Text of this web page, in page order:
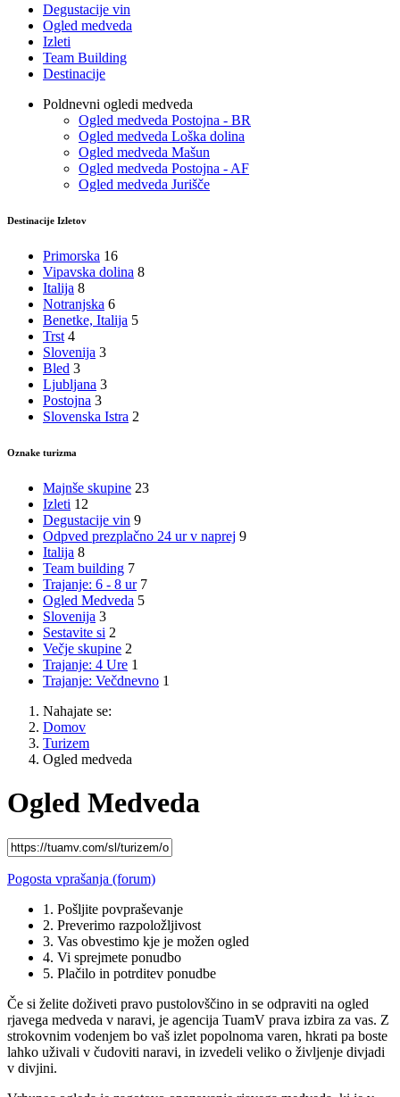
Degustacije vin
Ogled medveda
Izleti
Team Building
Destinacije
Poldnevni ogledi medveda
Ogled medveda Postojna - BR
Ogled medveda Loška dolina
Ogled medveda Mašun
Ogled medveda Postojna - AF
Ogled medveda Jurišče
Destinacije Izletov
Primorska 16
Vipavska dolina 8
Italija 8
Notranjska 6
Benetke, Italija 5
Trst 4
Slovenija 3
Bled 3
Ljubljana 3
Postojna 3
Slovenska Istra 2
Oznake turizma
Majnše skupine 23
Izleti 12
Degustacije vin 9
Odpved prezplačno 24 ur v naprej 9
Italija 8
Team building 7
Trajanje: 6 - 8 ur 7
Ogled Medveda 5
Slovenija 3
Sestavite si 2
Večje skupine 2
Trajanje: 4 Ure 1
Trajanje: Večdnevno 1
Nahajate se:
Domov
Turizem
Ogled medveda
Ogled Medveda
Pogosta vprašanja (forum)
1. Pošljite povpraševanje
2. Preverimo razpoložljivost
3. Vas obvestimo kje je možen ogled
4. Vi sprejmete ponudbo
5. Plačilo in potrditev ponudbe
Če si želite doživeti pravo pustolovščino in se odpraviti na ogled
rjavega medveda v naravi, je agencija TuamV prava izbira za vas. Z
strokovnim vodenjem bo vaš izlet popolnoma varen, hkrati pa boste
lahko uživali v čudoviti naravi, in izvedeli veliko o življenje divjadi
v divjini.